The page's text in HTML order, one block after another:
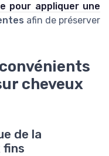
pour appliquer une
afin de préserver
cheveux
de la
fins